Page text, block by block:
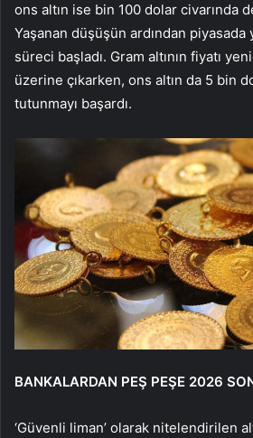
ons altın ise bin 100 dolar civarında
Yaşanan düşüşün ardından
süreci başladı. Gram altının fiyatı
üzerine çıkarken, ons altın da 5 bin
tutunmayı başardı.
BANKALARDAN PEŞ PEŞE 2026
‘Güvenli liman’ olarak nitelendirilen